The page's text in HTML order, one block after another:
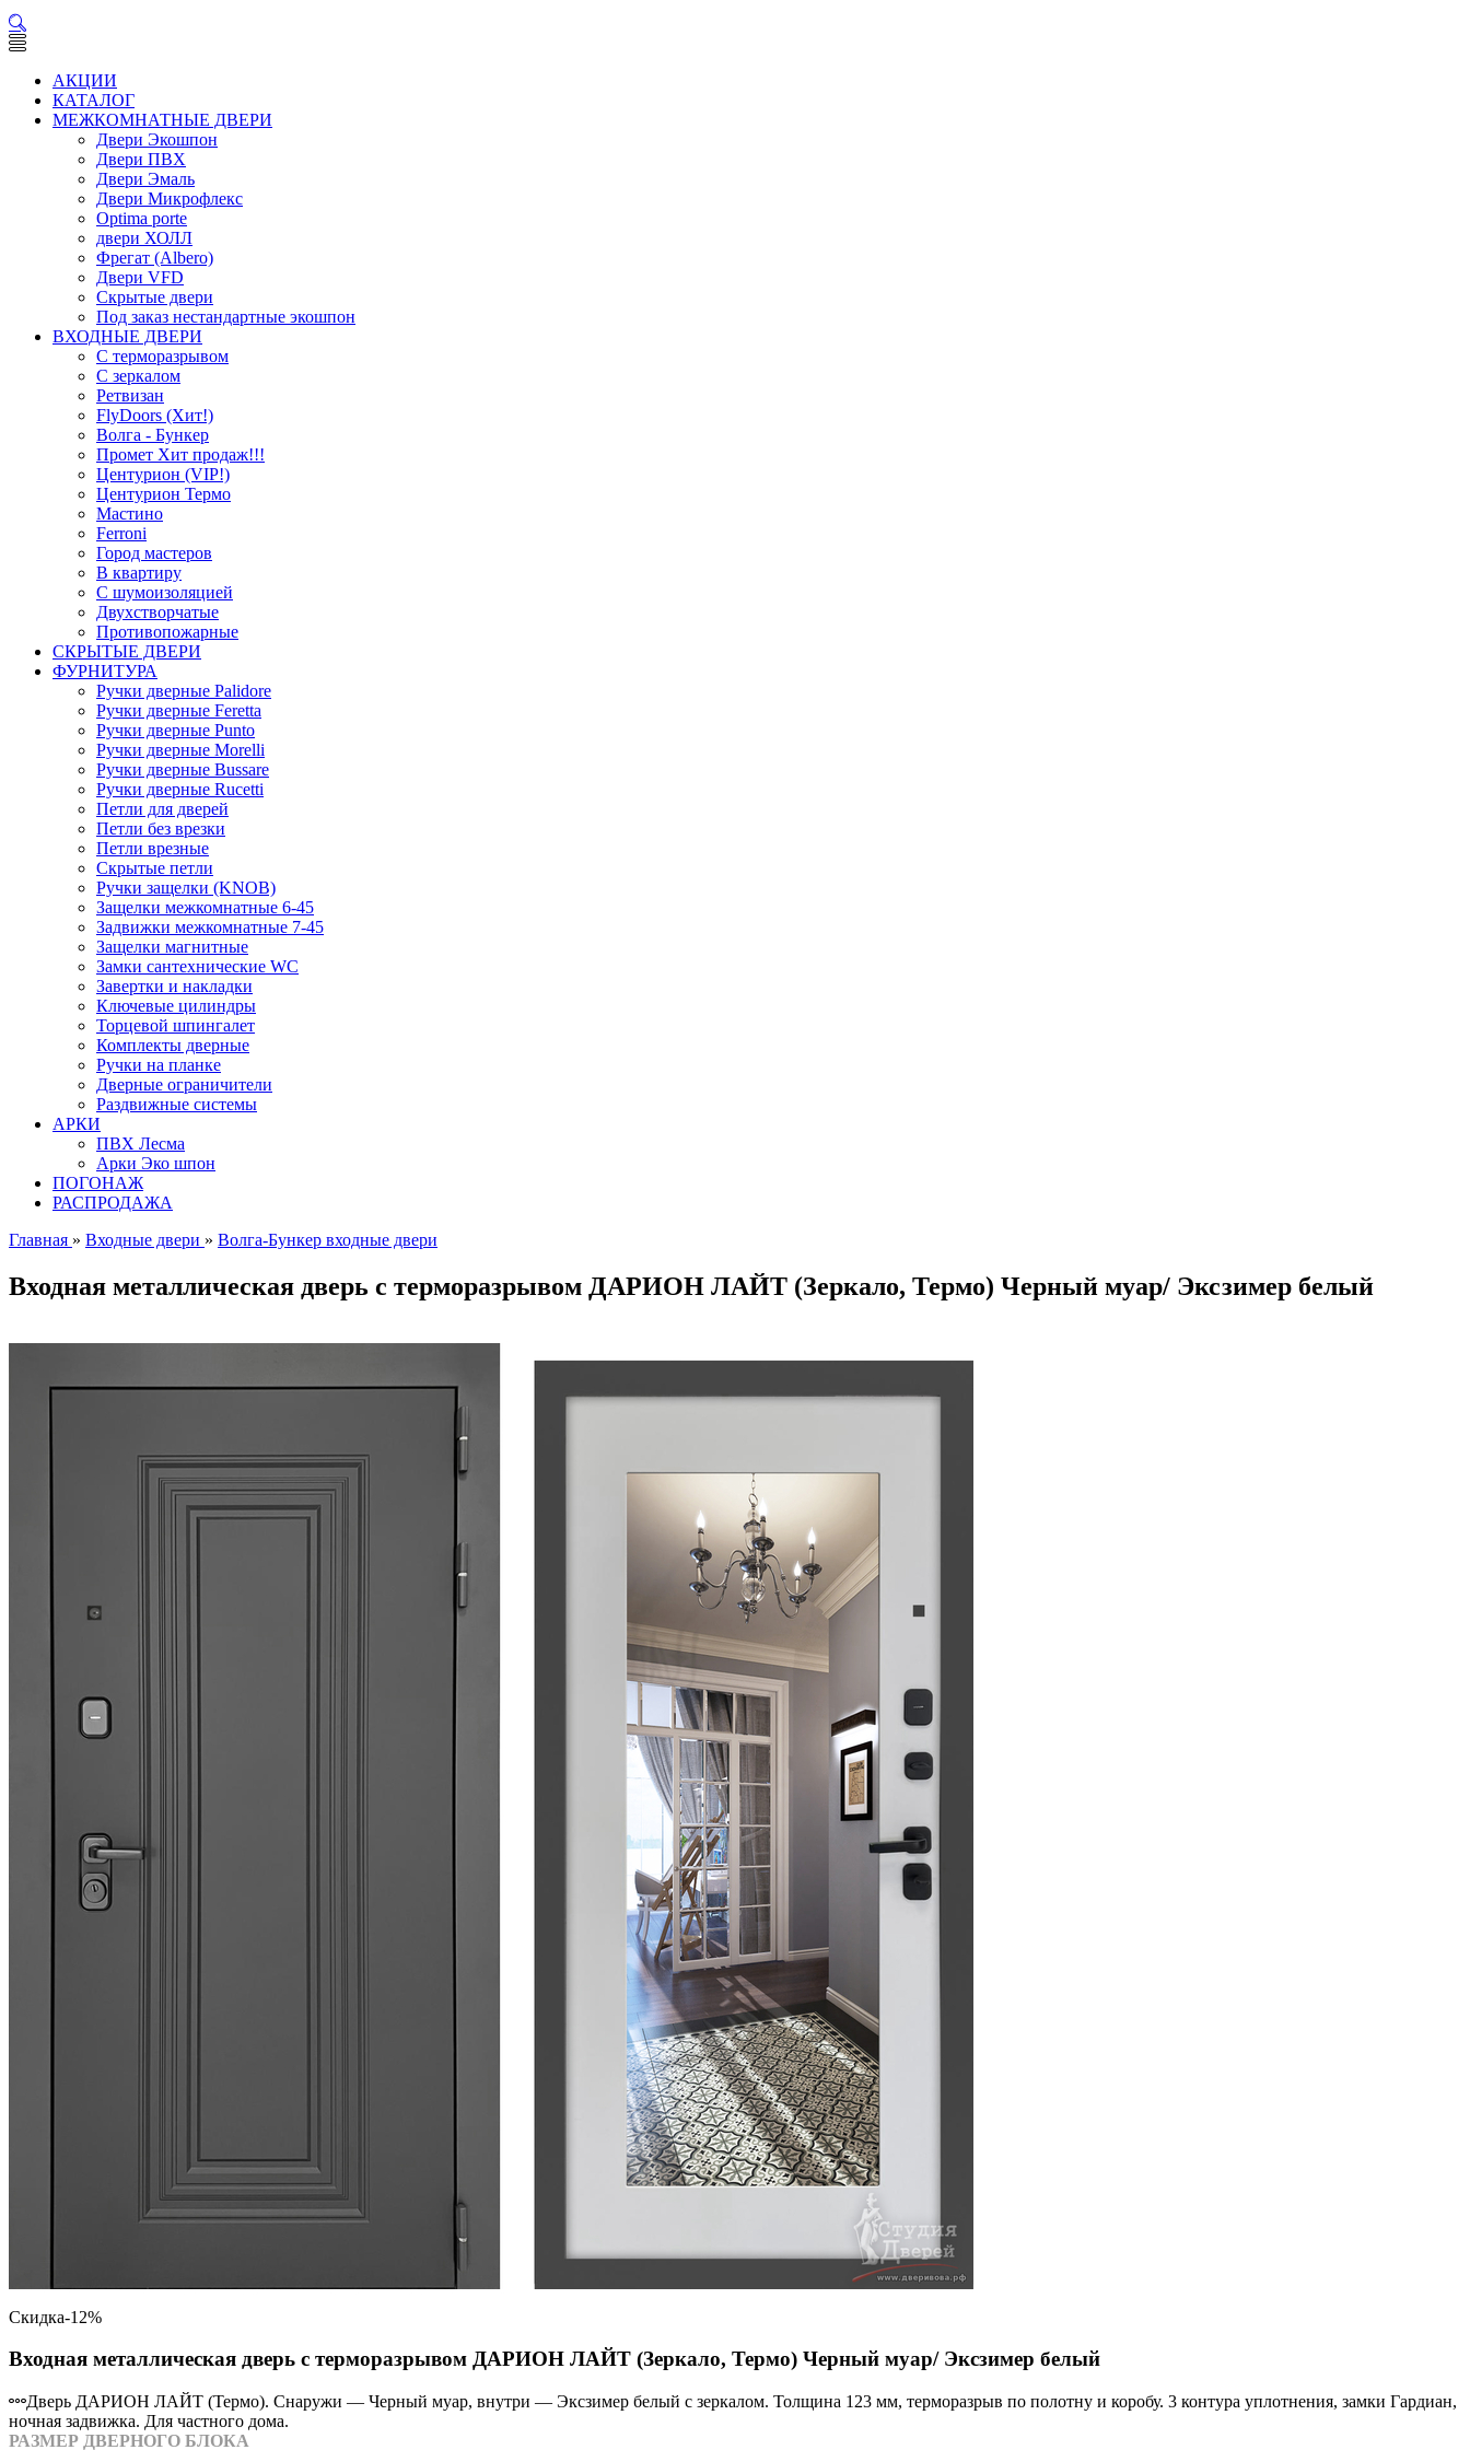
АКЦИИ
КАТАЛОГ
МЕЖКОМНАТНЫЕ ДВЕРИ
Двери Экошпон
Двери ПВХ
Двери Эмаль
Двери Микрофлекс
Optima porte
двери ХОЛЛ
Фрегат (Albero)
Двери VFD
Скрытые двери
Под заказ нестандартные экошпон
ВХОДНЫЕ ДВЕРИ
С терморазрывом
С зеркалом
Ретвизан
FlyDoors (Хит!)
Волга - Бункер
Промет Хит продаж!!!
Центурион (VIP!)
Центурион Термо
Мастино
Ferroni
Город мастеров
В квартиру
С шумоизоляцией
Двухстворчатые
Противопожарные
СКРЫТЫЕ ДВЕРИ
ФУРНИТУРА
Ручки дверные Palidore
Ручки дверные Feretta
Ручки дверные Punto
Ручки дверные Morelli
Ручки дверные Bussare
Ручки дверные Rucetti
Петли для дверей
Петли без врезки
Петли врезные
Скрытые петли
Ручки защелки (KNOB)
Защелки межкомнатные 6-45
Задвижки межкомнатные 7-45
Защелки магнитные
Замки сантехнические WC
Завертки и накладки
Ключевые цилиндры
Торцевой шпингалет
Комплекты дверные
Ручки на планке
Дверные ограничители
Раздвижные системы
АРКИ
ПВХ Лесма
Арки Эко шпон
ПОГОНАЖ
РАСПРОДАЖА
Главная » Входные двери » Волга-Бункер входные двери
Входная металлическая дверь с терморазрывом ДАРИОН ЛАЙТ (Зеркало, Термо) Черный муар/ Эксзимер белый
Скидка-12%
Входная металлическая дверь с терморазрывом ДАРИОН ЛАЙТ (Зеркало, Термо) Черный муар/ Эксзимер белый
Дверь ДАРИОН ЛАЙТ (Термо). Снаружи — Черный муар, внутри — Эксзимер белый с зеркалом. Толщина 123 мм, терморазрыв по полотну и коробу. 3 контура уплотнения, замки Гардиан,
ночная задвижка. Для частного дома.
РАЗМЕР ДВЕРНОГО БЛОКА